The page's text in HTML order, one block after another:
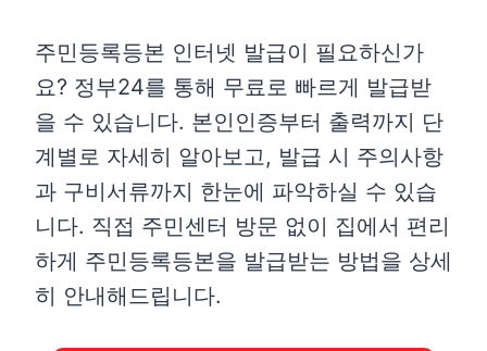
주민등록등본 인터넷 발급이 필요하신가
요? 정부24를 통해 무료로 빠르게 발급받
을 수 있습니다. 본인인증부터 출력까지 단
계별로 자세히 알아보고, 발급 시 주의사항
과 구비서류까지 한눈에 파악하실 수 있습
니다. 직접 주민센터 방문 없이 집에서 편리
하게 주민등록등본을 발급받는 방법을 상세
히 안내해드립니다.